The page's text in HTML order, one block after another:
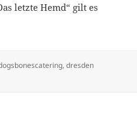
letzte Hemd“ gilt es
,dresden
Bones and Catering